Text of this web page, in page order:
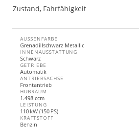
Zustand, Fahrfähigkeit
AUSSENFARBE
Grenadillschwarz Metallic
INNENAUSSTATTUNG
Schwarz
GETRIEBE
Automatik
ANTRIEBSACHSE
Frontantrieb
HUBRAUM
1.498 ccm
LEISTUNG
110 kW (150 PS)
KRAFTSTOFF
Benzin